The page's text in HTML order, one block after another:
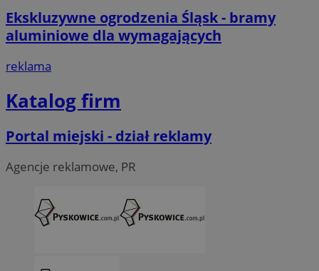
Ekskluzywne ogrodzenia Śląsk - bramy
aluminiowe dla wymagających
reklama
Katalog firm
Portal miejski - dział reklamy
Agencje reklamowe, PR